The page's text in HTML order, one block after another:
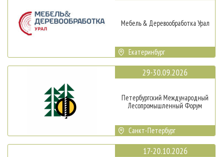
Мебель & Деревообработка Урал
Екатеринбург
29-30.09.2026
Петербургский Международный
Лесопромышленный Форум
Санкт-Петербург
17-20.10.2026